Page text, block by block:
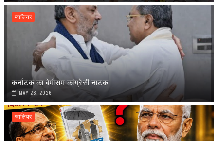
ग्वालियर
कर्नाटक का बेमौसम कांग्रेसी नाटक
MAY 28, 2026
ग्वालियर